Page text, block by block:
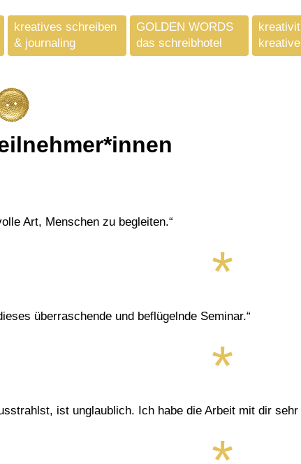
kreatives schreiben
& journaling
GOLDEN WORDS
das schreibhotel
Art, Menschen zu begleiten.“
überraschende und beflügelnde Seminar.“
ist unglaublich. Ich habe die Arbeit mit dir sehr